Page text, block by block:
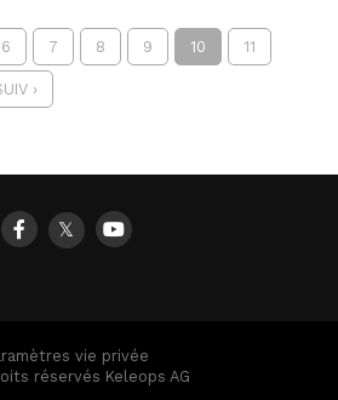
6 7 8 9 10 11
›
𝕏
vie privée
réservés Keleops AG